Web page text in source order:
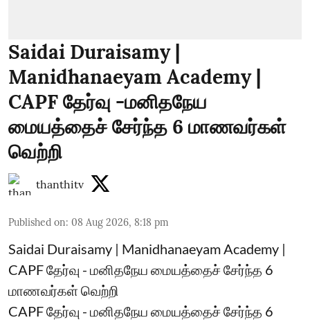
Saidai Duraisamy |
Manidhanaeyam Academy |
CAPF தேர்வு -மனிதநேய
மையத்தைச் சேர்ந்த 6 மாணவர்கள்
வெற்றி
thanthitv
Published on: 08 Aug 2026, 8:18 pm
Saidai Duraisamy | Manidhanaeyam Academy |
CAPF தேர்வு - மனிதநேய மையத்தைச் சேர்ந்த 6
மாணவர்கள் வெற்றி
CAPF தேர்வு - மனிதநேய மையத்தைச் சேர்ந்த 6